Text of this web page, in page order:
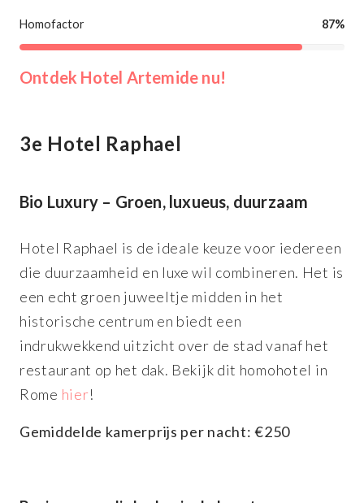
Homofactor 87%
Ontdek Hotel Artemide nu!
3e Hotel Raphael
Bio Luxury – Groen, luxueus, duurzaam
Hotel Raphael is de ideale keuze voor iedereen
die duurzaamheid en luxe wil combineren. Het is
een echt groen juweeltje midden in het
historische centrum en biedt een
indrukwekkend uitzicht over de stad vanaf het
restaurant op het dak. Bekijk dit homohotel in
Rome hier!
Gemiddelde kamerprijs per nacht: €250